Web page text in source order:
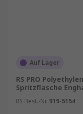
Auf Lager
RS PRO
Spritzflasche
RS Best.-Nr. 919-5154